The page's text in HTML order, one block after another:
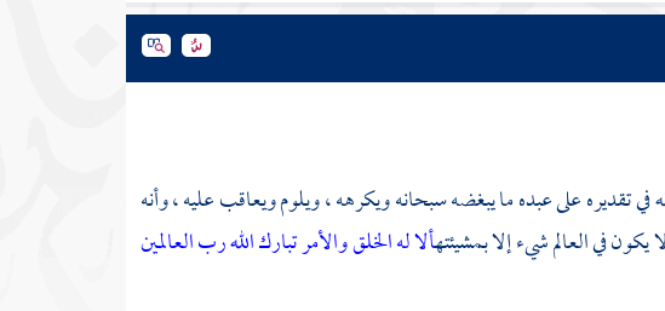
تقديره على عبده ما يبغضه سبحانه ويكرهه ، ويلوم ويعاقب عليه ، وأنه
في العالم شيء إلا بمشيئتهألا له الخلق والأمر تبارك الله رب العالمين